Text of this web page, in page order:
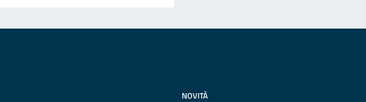
NOVITÀ